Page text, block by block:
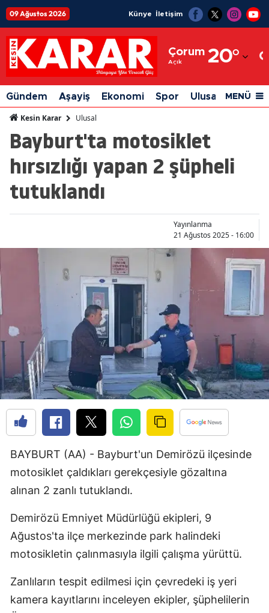
09 Ağustos 2026 Künye İletişim
Çorum
Açık 20°
Adıyaman
Afyonkarahisar
Ağrı
Amasya
Ankara
Aydın
Bitlis
Bolu
Burdur
Çanakkale
Çankırı
Çorum
Diyarbakır
Edirne
Elazığ
Erzincan
Gündem Aşayiş Ekonomi Spor Ulusal Siyaset
MENÜ
Kesin Karar Ulusal
Bayburt'ta motosiklet
hırsızlığı yapan 2 şüpheli
tutuklandı
Yayınlanma
21 Ağustos 2025 - 16:00
BAYBURT (AA) - Bayburt'un Demirözü ilçesinde
motosiklet çaldıkları gerekçesiyle gözaltına
alınan 2 zanlı tutuklandı.
Demirözü Emniyet Müdürlüğü ekipleri, 9
Ağustos'ta ilçe merkezinde park halindeki
motosikletin çalınmasıyla ilgili çalışma yürüttü.
Zanlıların tespit edilmesi için çevredeki iş yeri
kamera kayıtlarını inceleyen ekipler, şüphelilerin